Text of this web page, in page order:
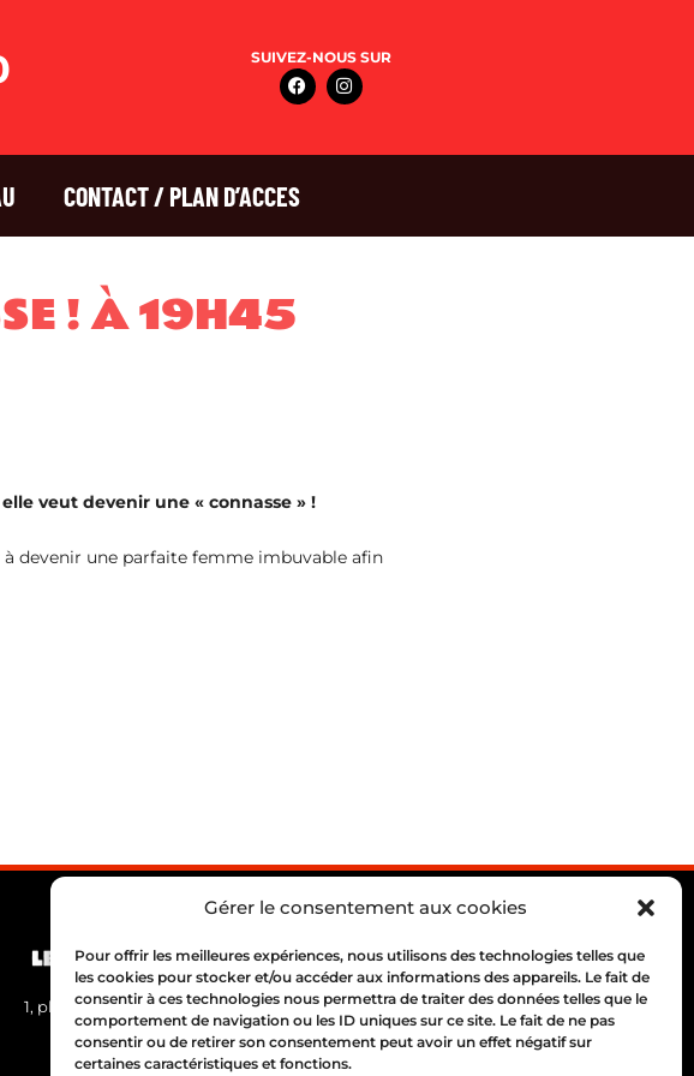
Gérer le consentement aux cookies
Pour offrir les meilleures expériences, nous utilisons des technologies telles que
les cookies pour stocker et/ou accéder aux informations des appareils. Le fait de
consentir à ces technologies nous permettra de traiter des données telles que le
comportement de navigation ou les ID uniques sur ce site. Le fait de ne pas
consentir ou de retirer son consentement peut avoir un effet négatif sur
certaines caractéristiques et fonctions.
SUIVEZ-NOUS SUR
CONTACT / PLAN D’ACCES
! À 19H45
veut devenir une « connasse » !
devenir une parfaite femme imbuvable afin
1, place Bertone 69004 Lyon
04 72 05 10 00